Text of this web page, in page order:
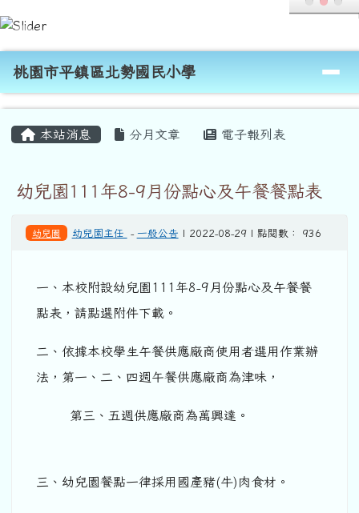
跳至主內容區
桃園市平鎮區北勢國民小學
導覽列
桃園市平鎮區北勢國民小學
本站消息 分月文章 電子報列表
幼兒園111年8-9月份點心及午餐餐點表
幼兒園 幼兒園主任 - 一般公告 | 2022-08-29 | 點閱數： 936
一、本校附設幼兒園111年8-9月份點心及午餐餐
點表，請點選附件下載。
二、依據本校學生午餐供應廠商使用者選用作業辦
法，第一、二、四週午餐供應廠商為津味，
第三、五週供應廠商為萬興達。
三、幼兒園餐點一律採用國產豬(牛)肉食材。